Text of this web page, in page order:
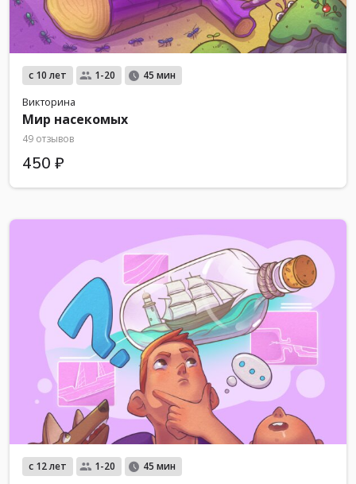
с 10 лет 1-20 45 мин
Викторина
Мир насекомых
49 отзывов
450 ₽
с 12 лет 1-20 45 мин